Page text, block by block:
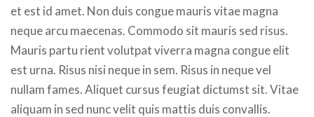
et est id amet. Non duis congue mauris vitae magna
neque arcu maecenas. Commodo sit mauris sed risus.
Mauris partu rient volutpat viverra magna congue elit
est urna. Risus nisi neque in sem. Risus in neque vel
nullam fames. Aliquet cursus feugiat dictumst sit. Vitae
aliquam in sed nunc velit quis mattis duis convallis.